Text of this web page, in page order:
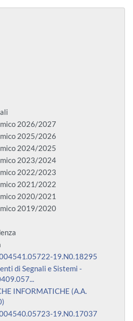
2026/2027
2025/2026
2024/2025
2023/2024
2022/2023
2021/2022
2020/2021
2019/2020
19.N0.18295
di Segnali e Sistemi -
INFORMATICHE (A.A.
19.N0.17037